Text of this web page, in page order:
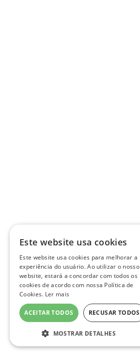
Este website usa cookies
Este website usa cookies para melhorar a
experiência do usuário. Ao utilizar o nosso
website, estará a concordar com todos os
cookies de acordo com nossa Política de
Cookies. Ler mais
ACEITAR TODOS RECUSAR TODOS
MOSTRAR DETALHES